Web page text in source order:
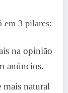
em 3 pilares:
na opinião
anúncios.
mais natural